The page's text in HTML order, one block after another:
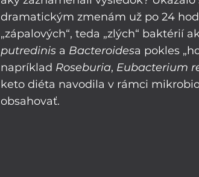
dramatickým zmenám už po 24
„zápalových“, teda „zlých“ baktérií
putredinis a Bacteroidesa pokles
napríklad Roseburia, Eubacterium
keto diéta navodila v rámci
obsahovať.